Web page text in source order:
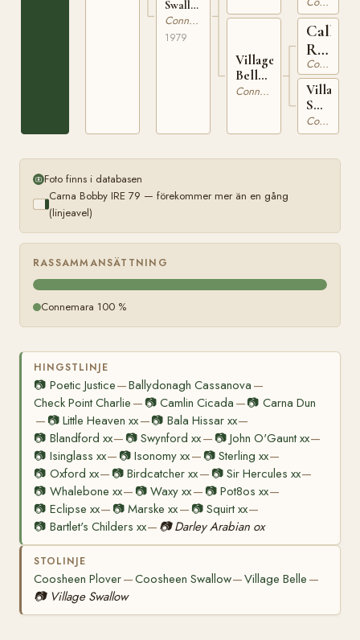
Swallow
IRE
7625
Connemara
1979
Village
Belle
IRE Connemara
IRE
3036
Calla
Rebel
IRE
38
Connemara
Village
Swallow
IRE
1061
Connemara
Foto finns i databasen
Carna Bobby IRE 79 — förekommer mer än en gång
(linjeavel)
RASSAMMANSÄTTNING
Connemara 100 %
HINGSTLINJE
📷 Poetic Justice—Ballydonagh Cassanova —
Check Point Charlie — 📷Camlin Cicada —📷 Carna Dun
— 📷Little Heaven xx—📷 Bala Hissar xx—
📷 Blandford xx— 📷Swynford xx— 📷John O'Gaunt xx—
📷 Isinglass xx— 📷Isonomy xx— 📷 Sterling xx—
📷 Oxford xx— 📷Birdcatcher xx— 📷 Sir Hercules xx—
📷 Whalebone xx— 📷Waxy xx— 📷 Pot8os xx—
📷 Eclipse xx— 📷Marske xx— 📷 Squirt xx—
📷 Bartlet's Childers xx— 📷 Darley Arabian ox
STOLINJE
Coosheen Plover—Coosheen Swallow—Village Belle —
📷 Village Swallow